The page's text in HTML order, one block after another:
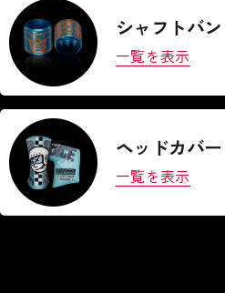
シャフトバ
一覧を表示
ヘッドカバー
一覧を表示